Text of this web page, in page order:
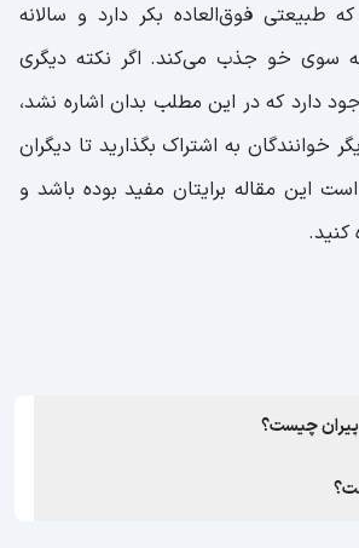
فوق‌العاده بکر دارد و سالانه
به سوی خو جذب می‌کند. اگر نکته دیگری
دارد که در این مطلب بدان اشاره نشد،
خوانندگان به اشتراک بگذارید تا دیگران
این مقاله برایتان مفید بوده باشد و
کنید.
پیران چیست؟